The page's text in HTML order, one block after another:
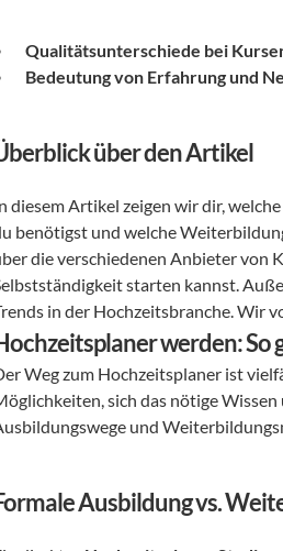
Qualitätsunterschiede bei
Bedeutung von Erfahrung und
über den Artikel
diesem Artikel zeigen wir dir,
benötigst und welche
die verschiedenen Anbieter von
starten kannst.
in der Hochzeitsbranche. Wir
werden: So
Weg zum Hochzeitsplaner ist
sich das nötige
und
Ausbildung vs.